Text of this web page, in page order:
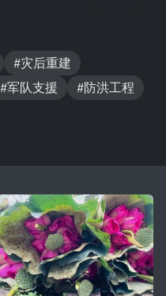
#灾后重建
#军队支援
#防洪工程